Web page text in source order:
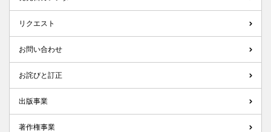
リクエスト
お問い合わせ
お詫びと訂正
出版事業
著作権事業